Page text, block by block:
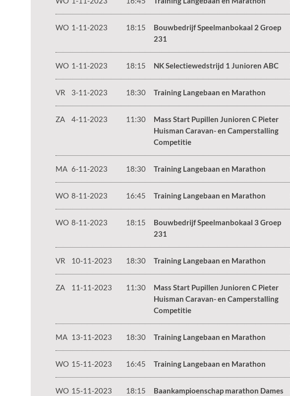
WO 1-11-2023 18:15
Bouwbedrijf Speelmanbokaal 2 Groep
231
WO 1-11-2023 18:15 NK Selectiewedstrijd 1 Junioren ABC
VR 3-11-2023 18:30 Training Langebaan en Marathon
ZA 4-11-2023 11:30
Mass Start Pupillen Junioren C Pieter
Huisman Caravan- en Camperstalling
Competitie
MA 6-11-2023 18:30 Training Langebaan en Marathon
WO 8-11-2023 16:45 Training Langebaan en Marathon
WO 8-11-2023 18:15
Bouwbedrijf Speelmanbokaal 3 Groep
231
VR 10-11-2023 18:30 Training Langebaan en Marathon
ZA 11-11-2023 11:30
Mass Start Pupillen Junioren C Pieter
Huisman Caravan- en Camperstalling
Competitie
MA 13-11-2023 18:30 Training Langebaan en Marathon
WO 15-11-2023 16:45 Training Langebaan en Marathon
WO 15-11-2023 18:15 Baankampioenschap marathon Dames